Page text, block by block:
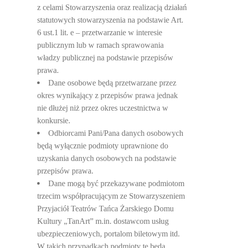
z celami Stowarzyszenia oraz realizacją działań
statutowych stowarzyszenia na podstawie Art.
6 ust.1 lit. e – przetwarzanie w interesie
publicznym lub w ramach sprawowania
władzy publicznej na podstawie przepisów
prawa.
Dane osobowe będą przetwarzane przez
okres wynikający z przepisów prawa jednak
nie dłużej niż przez okres uczestnictwa w
konkursie.
Odbiorcami Pani/Pana danych osobowych
będą wyłącznie podmioty uprawnione do
uzyskania danych osobowych na podstawie
przepisów prawa.
Dane mogą być przekazywane podmiotom
trzecim współpracującym ze Stowarzyszeniem
Przyjaciół Teatrów Tańca Żarskiego Domu
Kultury „TanArt” m.in. dostawcom usług
ubezpieczeniowych, portalom biletowym itd.
W takich przypadkach podmioty te będą